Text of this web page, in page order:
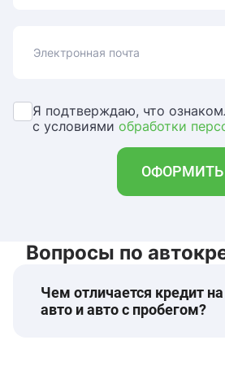
Электронная почта
Я подтверждаю, что
с условиями обработки
ОФОРМИТЬ
Вопросы по
Чем отличается кредит
авто и авто с пробегом?